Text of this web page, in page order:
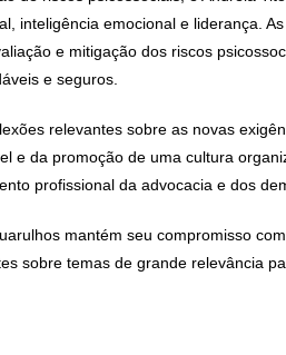
inteligência emocional e liderança.
e mitigação dos riscos
e seguros.
relevantes sobre as novas
e da promoção de uma cultura
profissional da advocacia e dos
mantém seu compromisso
sobre temas de grande relevância